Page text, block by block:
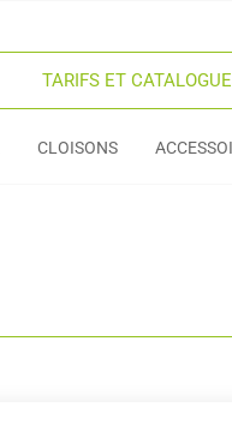
TARIFS ET
CLOISONS